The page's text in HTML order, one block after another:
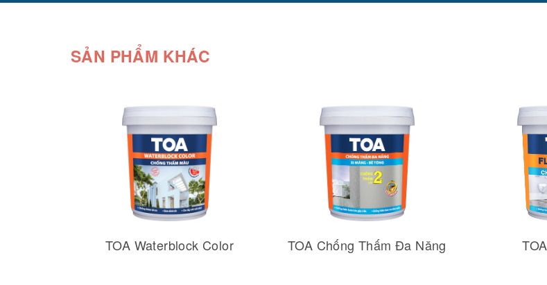
SẢN PHẨM KHÁC
TOA Waterblock Color TOA Chống Thấm Đa Năng